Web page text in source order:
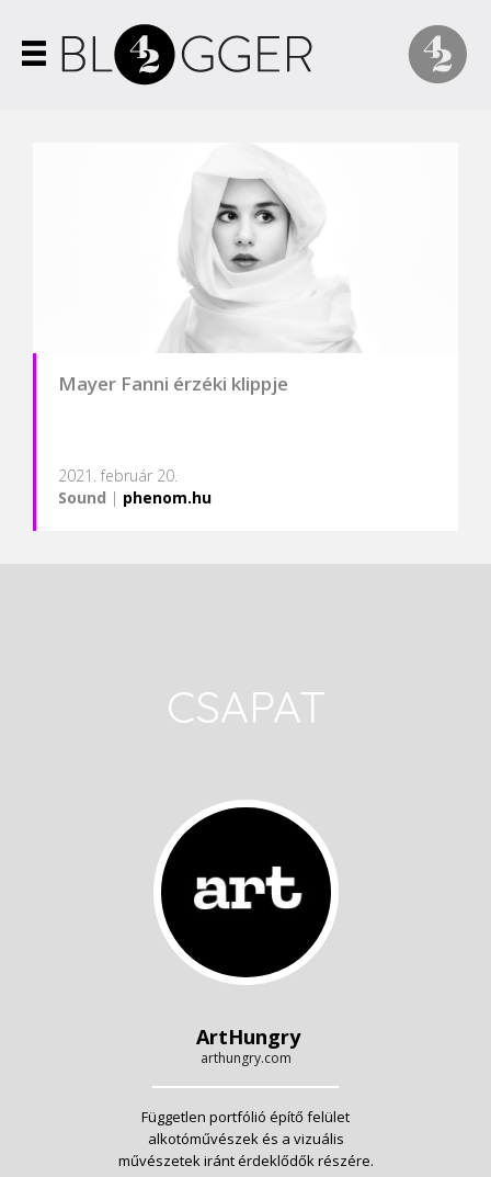
Mayer Fanni érzéki klippje
2021. február 20.
Sound | phenom.hu
CSAPAT
ArtHungry
arthungry.com
Független portfólió építő felület
alkotóművészek és a vizuális
művészetek iránt érdeklődők részére.